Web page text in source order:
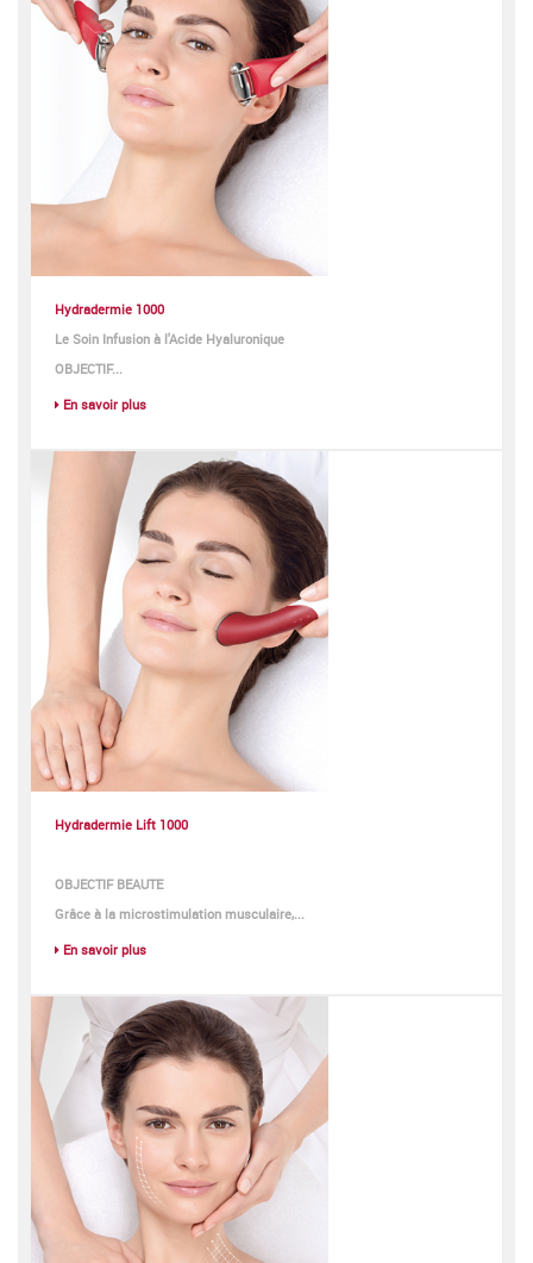
Hydradermie 1000
Le Soin Infusion à l'Acide Hyaluronique
OBJECTIF...
En savoir plus
Hydradermie Lift 1000
OBJECTIF BEAUTE
Grâce à la microstimulation musculaire,...
En savoir plus